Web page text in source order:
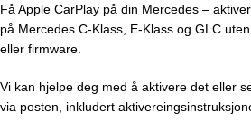
Få Apple CarPlay på din Mercedes –
på Mercedes C-Klass, E-Klass og GLC
eller firmware.
Vi kan hjelpe deg med å aktivere det eller
via posten, inkludert